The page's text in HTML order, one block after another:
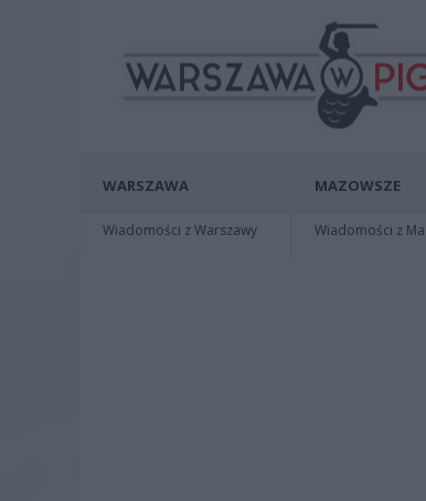
WARSZAWA
Wiadomości z Warszawy
MAZOWSZE
Wiadomości z